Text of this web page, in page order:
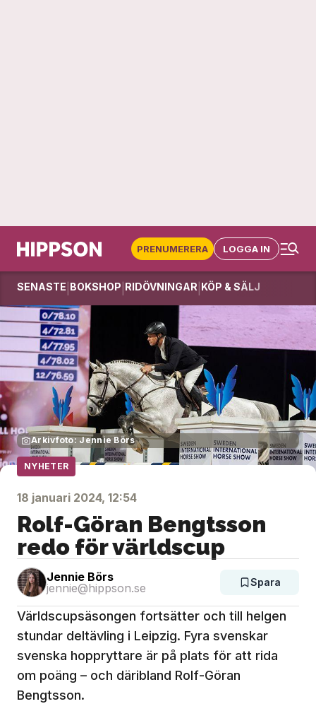
PRENUMERERA LOGGA IN
SENASTE BOKSHOP RIDÖVNINGAR KÖP & SÄLJ
Arkivfoto: Jennie Börs
NYHETER
18 januari 2024, 12:54
Rolf-Göran Bengtsson
redo för världscup
Jennie Börs
jennie@hippson.se
Spara
Världscupsäsongen fortsätter och till helgen
stundar deltävling i Leipzig. Fyra svenskar
svenska hoppryttare är på plats för att rida
om poäng – och däribland Rolf-Göran
Bengtsson.